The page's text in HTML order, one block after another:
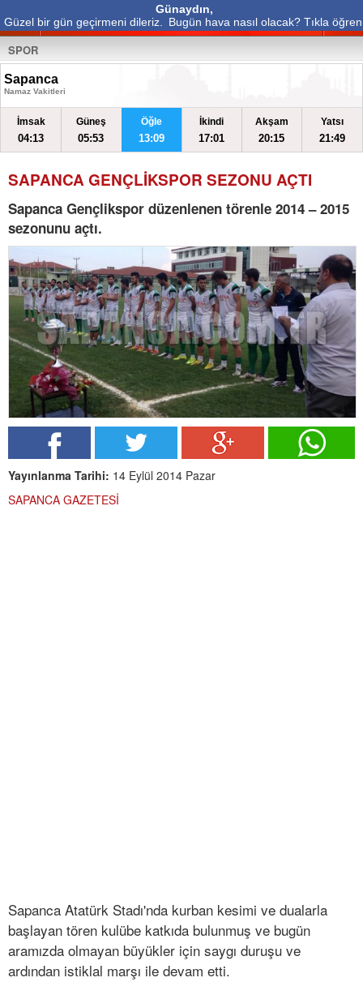
Günaydın,
Güzel bir gün geçirmeni dileriz.
Bugün hava nasıl olacak? Tıkla öğren
SPOR
Sapanca
Namaz Vakitleri
İmsak
04:13
Güneş
05:53
Öğle
13:09
İkindi
17:01
Akşam
20:15
Yatsı
21:49
SAPANCA GENÇLİKSPOR SEZONU AÇTI
Sapanca Gençlikspor düzenlenen törenle 2014 – 2015
sezonunu açtı.
Yayınlanma Tarihi: 14 Eylül 2014 Pazar
SAPANCA GAZETESİ
Sapanca Atatürk Stadı'nda kurban kesimi ve dualarla
başlayan tören kulübe katkıda bulunmuş ve bugün
aramızda olmayan büyükler için saygı duruşu ve
ardından istiklal marşı ile devam etti.